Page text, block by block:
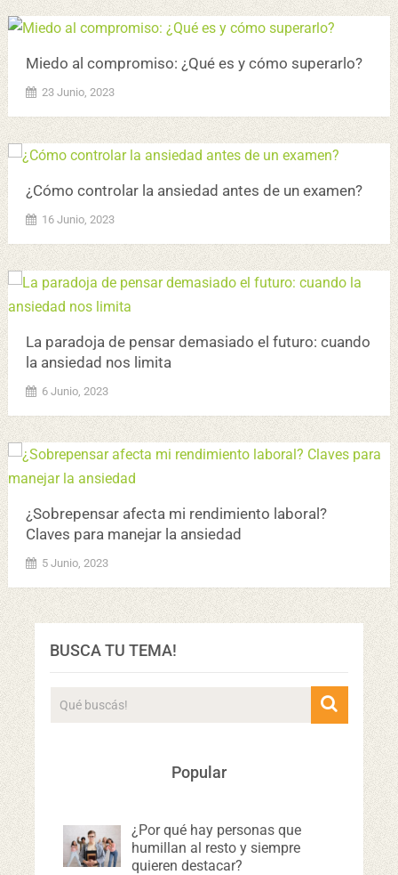
Miedo al compromiso: ¿Qué es y cómo superarlo?
23 Junio, 2023
¿Cómo controlar la ansiedad antes de un examen?
16 Junio, 2023
La paradoja de pensar demasiado el futuro: cuando
la ansiedad nos limita
6 Junio, 2023
¿Sobrepensar afecta mi rendimiento laboral?
Claves para manejar la ansiedad
5 Junio, 2023
BUSCA TU TEMA!
Popular
¿Por qué hay personas que
humillan al resto y siempre
quieren destacar?